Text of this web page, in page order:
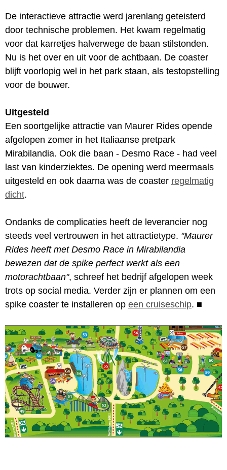
De interactieve attractie werd jarenlang geteisterd
door technische problemen. Het kwam regelmatig
voor dat karretjes halverwege de baan stilstonden.
Nu is het over en uit voor de achtbaan. De coaster
blijft voorlopig wel in het park staan, als testopstelling
voor de bouwer.
Uitgesteld
Een soortgelijke attractie van Maurer Rides opende
afgelopen zomer in het Italiaanse pretpark
Mirabilandia. Ook die baan - Desmo Race - had veel
last van kinderziektes. De opening werd meermaals
uitgesteld en ook daarna was de coaster regelmatig
dicht.
Ondanks de complicaties heeft de leverancier nog
steeds veel vertrouwen in het attractietype. "Maurer
Rides heeft met Desmo Race in Mirabilandia
bewezen dat de spike perfect werkt als een
motorachtbaan", schreef het bedrijf afgelopen week
trots op social media. Verder zijn er plannen om een
spike coaster te installeren op een cruiseschip. ■